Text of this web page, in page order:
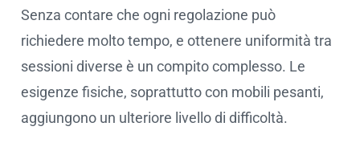
Senza contare che ogni regolazione può
richiedere molto tempo, e ottenere uniformità tra
sessioni diverse è un compito complesso. Le
esigenze fisiche, soprattutto con mobili pesanti,
aggiungono un ulteriore livello di difficoltà.